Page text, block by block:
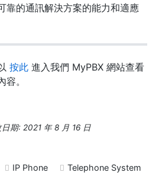
靠的通訊解決方案的能力和適應
按此 進入我們 MyPBX 網站查看
。
期: 2021 年 8 月 16 日
IP Phone Telephone System